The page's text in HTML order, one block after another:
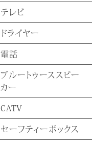
テレビ
ドライヤー
電話
ブルートゥーススピー
カー
CATV
セーフティーボックス